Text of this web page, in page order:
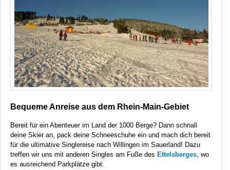
Bequeme Anreise aus dem Rhein-Main-Gebiet
Bereit für ein Abenteuer im Land der 1000 Berge? Dann schnall
deine Skier an, pack deine Schneeschuhe ein und mach dich bereit
für die ultimative Singlereise nach Willingen im Sauerland! Dazu
treffen wir uns mit anderen Singles am Fuße des Ettelsberges , wo
es ausreichend Parkplätze gibt.